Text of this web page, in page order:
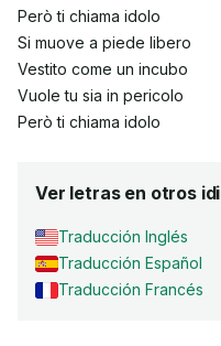
Però ti chiama idolo
Si muove a piede libero
Vestito come un incubo
Vuole tu sia in pericolo
Però ti chiama idolo
Ver letras en otros
Traducción Inglés
Traducción Español
Traducción Francés